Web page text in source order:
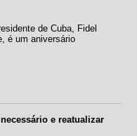
de Cuba, Fidel
é um aniversário
e reatualizar